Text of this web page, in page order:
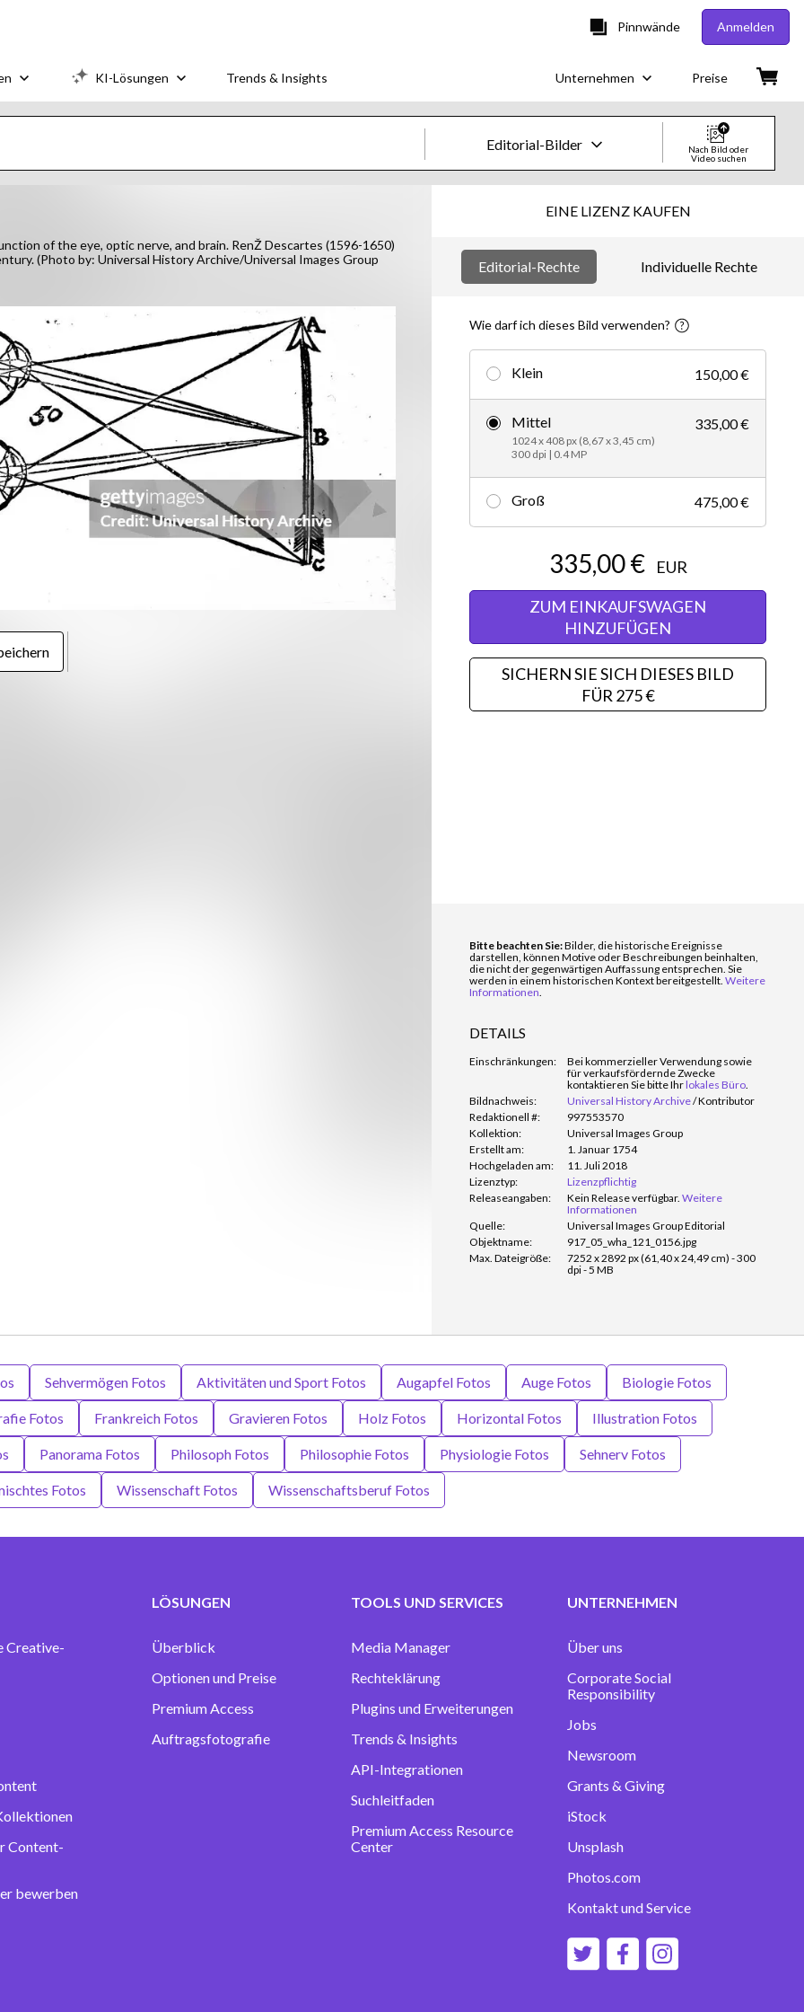
Pinnwände Anmelden
KI-Lösungen Trends & Insights Unternehmen Preise
Editorial-Bilder
Bilder
Creative
Videos
Creative
Editorial
Nach Bild oder
Video suchen
of the eye, optic nerve, and brain. RenŽ Descartes (1596-1650)
(Photo by: Universal History Archive/Universal Images Group
EINE LIZENZ KAUFEN
Editorial-Rechte Individuelle Rechte
Wie darf ich dieses Bild verwenden?
Klein 150,00 €
Mittel
1024 x 408 px (8,67 x 3,45 cm)
300 dpi | 0.4 MP
335,00 €
Groß 475,00 €
335,00 €
EUR
ZUM EINKAUFSWAGEN
HINZUFÜGEN
SICHERN SIE SICH DIESES BILD
FÜR 275 €
Bitte beachten Sie:Bilder, die historische Ereignisse
darstellen, können Motive oder Beschreibungen beinhalten,
die nicht der gegenwärtigen Auffassung entsprechen. Sie
werden in einem historischen Kontext bereitgestellt. Weitere
Informationen.
DETAILS
Einschränkungen:
Bei kommerzieller Verwendung sowie
für verkaufsfördernde Zwecke
kontaktieren Sie bitte Ihrlokales Büro.
Bildnachweis:
Universal History Archive/Kontributor
Redaktionell #:
997553570
Kollektion:
Universal Images Group
Erstellt am:
1. Januar 1754
Hochgeladen am:
11. Juli 2018
Lizenztyp:
Lizenzpflichtig
Releaseangaben:
Kein Release verfügbar. Weitere
Informationen
Quelle:
Universal Images Group Editorial
Objektname:
917_05_wha_121_0156.jpg
Max. Dateigröße:
7252 x 2892 px (61,40 x 24,49 cm) - 300
dpi - 5 MB
Sehvermögen Fotos Aktivitäten und Sport Fotos Augapfel Fotos Auge Fotos Biologie Fotos
Fotos Frankreich Fotos Gravieren Fotos Holz Fotos Horizontal Fotos Illustration Fotos
Panorama Fotos Philosoph Fotos Philosophie Fotos Physiologie Fotos Sehnerv Fotos
Fotos Wissenschaft Fotos Wissenschaftsberuf Fotos
Creative-
Content-
bewerben
LÖSUNGEN
Überblick
Optionen und Preise
Premium Access
Auftragsfotografie
TOOLS UND SERVICES
Media Manager
Rechteklärung
Plugins und Erweiterungen
Trends & Insights
API-Integrationen
Suchleitfaden
Premium Access Resource
Center
UNTERNEHMEN
Über uns
Corporate Social
Responsibility
Jobs
Newsroom
Grants & Giving
iStock
Unsplash
Photos.com
Kontakt und Service